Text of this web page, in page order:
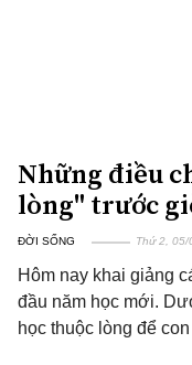
Những điều
lòng" trước
ĐỜI SỐNG Thứ 2,
Hôm nay khai giảng
đầu năm học mới.
học thuộc lòng để